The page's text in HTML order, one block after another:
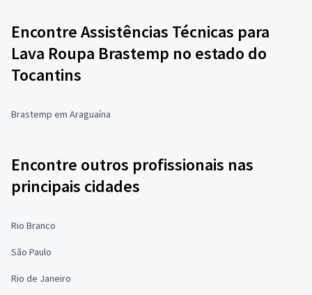
Encontre Assistências Técnicas para
Lava Roupa Brastemp no estado do
Tocantins
Brastemp em Araguaína
Encontre outros profissionais nas
principais cidades
Rio Branco
São Paulo
Rio de Janeiro